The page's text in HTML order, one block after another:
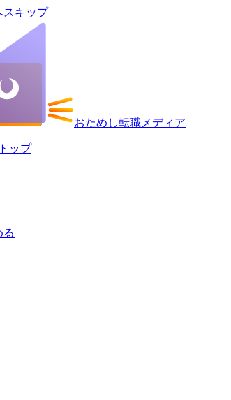
スキップ
おためし転職メディア
ップ
る